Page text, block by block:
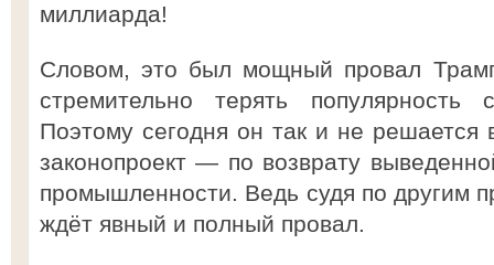
миллиарда!
Словом, это был мощный провал
стремительно терять популярность
Поэтому сегодня он так и не решается
законопроект — по возврату
промышленности. Ведь судя по другим
ждёт явный и полный провал.